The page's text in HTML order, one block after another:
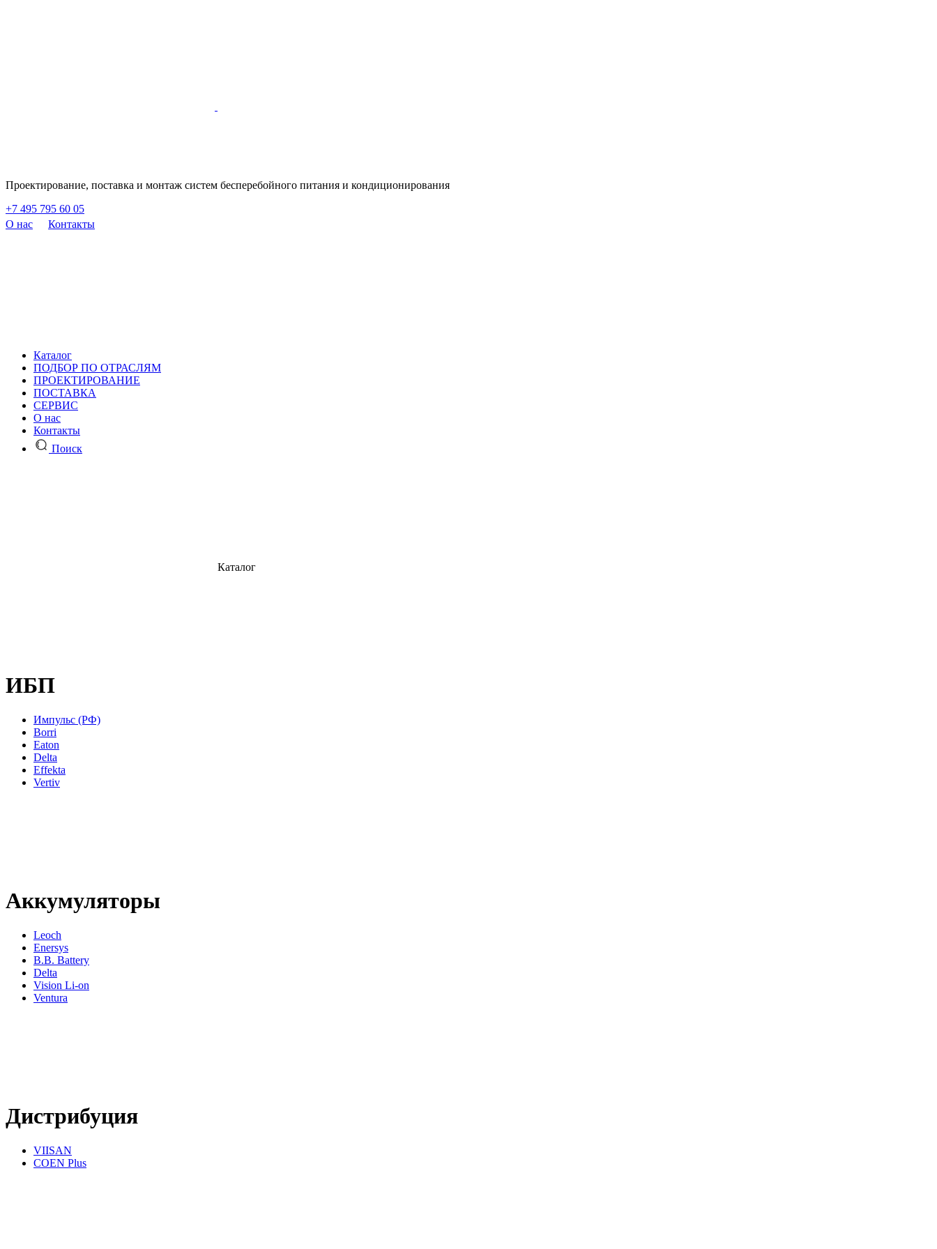
Проектирование, поставка и монтаж систем бесперебойного питания и кондиционирования
+7 495 795 60 05
О нас
Контакты
Каталог
ПОДБОР ПО ОТРАСЛЯМ
ПРОЕКТИРОВАНИЕ
ПОСТАВКА
СЕРВИС
О нас
Контакты
Поиск
Каталог
ИБП
Импульс (РФ)
Borri
Eaton
Delta
Effekta
Vertiv
Аккумуляторы
Leoch
Enersys
B.B. Battery
Delta
Vision Li-on
Ventura
Дистрибуция
VIISAN
COEN Plus